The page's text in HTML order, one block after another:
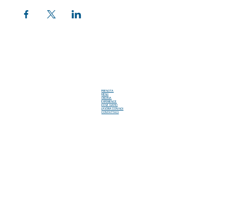
PRENOTA
MENU
ORDINA
EXPERIENCE
DOVE SIAMO
LAVORA CON NOI
CONTATTACI